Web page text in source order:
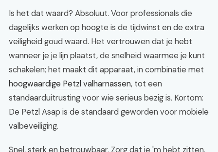
Is het dat waard? Absoluut. Voor professionals die
dagelijks werken op hoogte is de tijdwinst en de extra
veiligheid goud waard. Het vertrouwen dat je hebt
wanneer je je lijn plaatst, de snelheid waarmee je kunt
schakelen; het maakt dit apparaat, in combinatie met
hoogwaardige Petzl valharnassen, tot een
standaarduitrusting voor wie serieus bezig is. Kortom:
De Petzl Asap is de standaard geworden voor mobiele
valbeveiliging.
Snel, sterk en betrouwbaar. Zorg dat je 'm hebt zitten.